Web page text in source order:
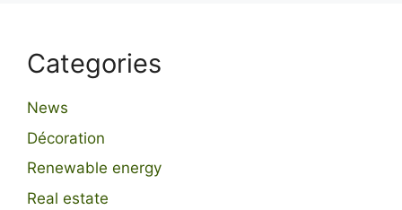
Categories
News
Décoration
Renewable energy
Real estate